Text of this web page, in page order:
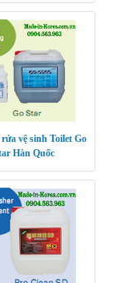
vệ sinh Toilet Go
Hàn Quốc